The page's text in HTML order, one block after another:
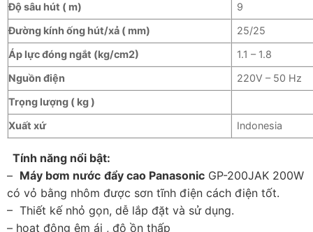
Độ sâu hút ( m)
9
Đường kính ống hút/xả ( mm)
25/25
Áp lực đóng ngắt (kg/cm2)
1.1 – 1.8
Nguồn điện
220V – 50 Hz
Trọng lượng ( kg )
Xuất xứ
Indonesia
Tính năng nổi bật:
– Máy bơm nước đẩy cao Panasonic GP-200JAK 200W
có vỏ bằng nhôm được sơn tĩnh điện cách điện tốt.
– Thiết kế nhỏ gọn, dễ lắp đặt và sử dụng.
– hoạt động êm ái , độ ồn thấp